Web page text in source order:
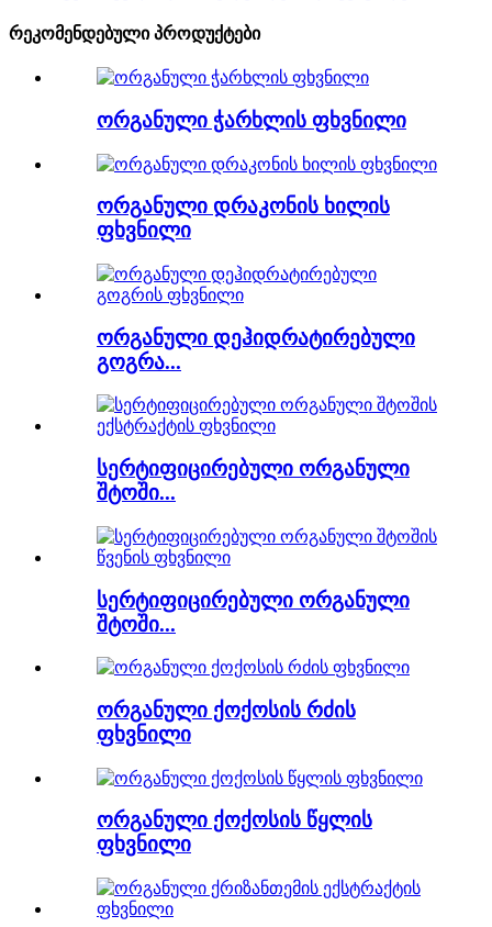
რეკომენდებული პროდუქტები
ორგანული ჭარხლის ფხვნილი
ორგანული დრაკონის ხილის
ფხვნილი
ორგანული დეჰიდრატირებული
გოგრა...
სერტიფიცირებული ორგანული
შტოში...
სერტიფიცირებული ორგანული
შტოში...
ორგანული ქოქოსის რძის
ფხვნილი
ორგანული ქოქოსის წყლის
ფხვნილი